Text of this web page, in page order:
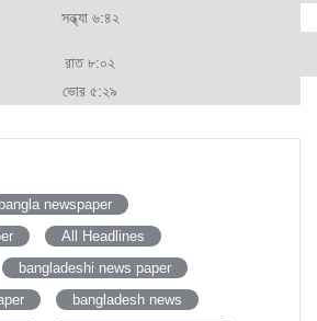
সন্ধ্যা ৬:৪২
রাত ৮:০২
ভোর ৫:২৯
newspaper
All Headlines
bangladeshi news paper
bangladesh news